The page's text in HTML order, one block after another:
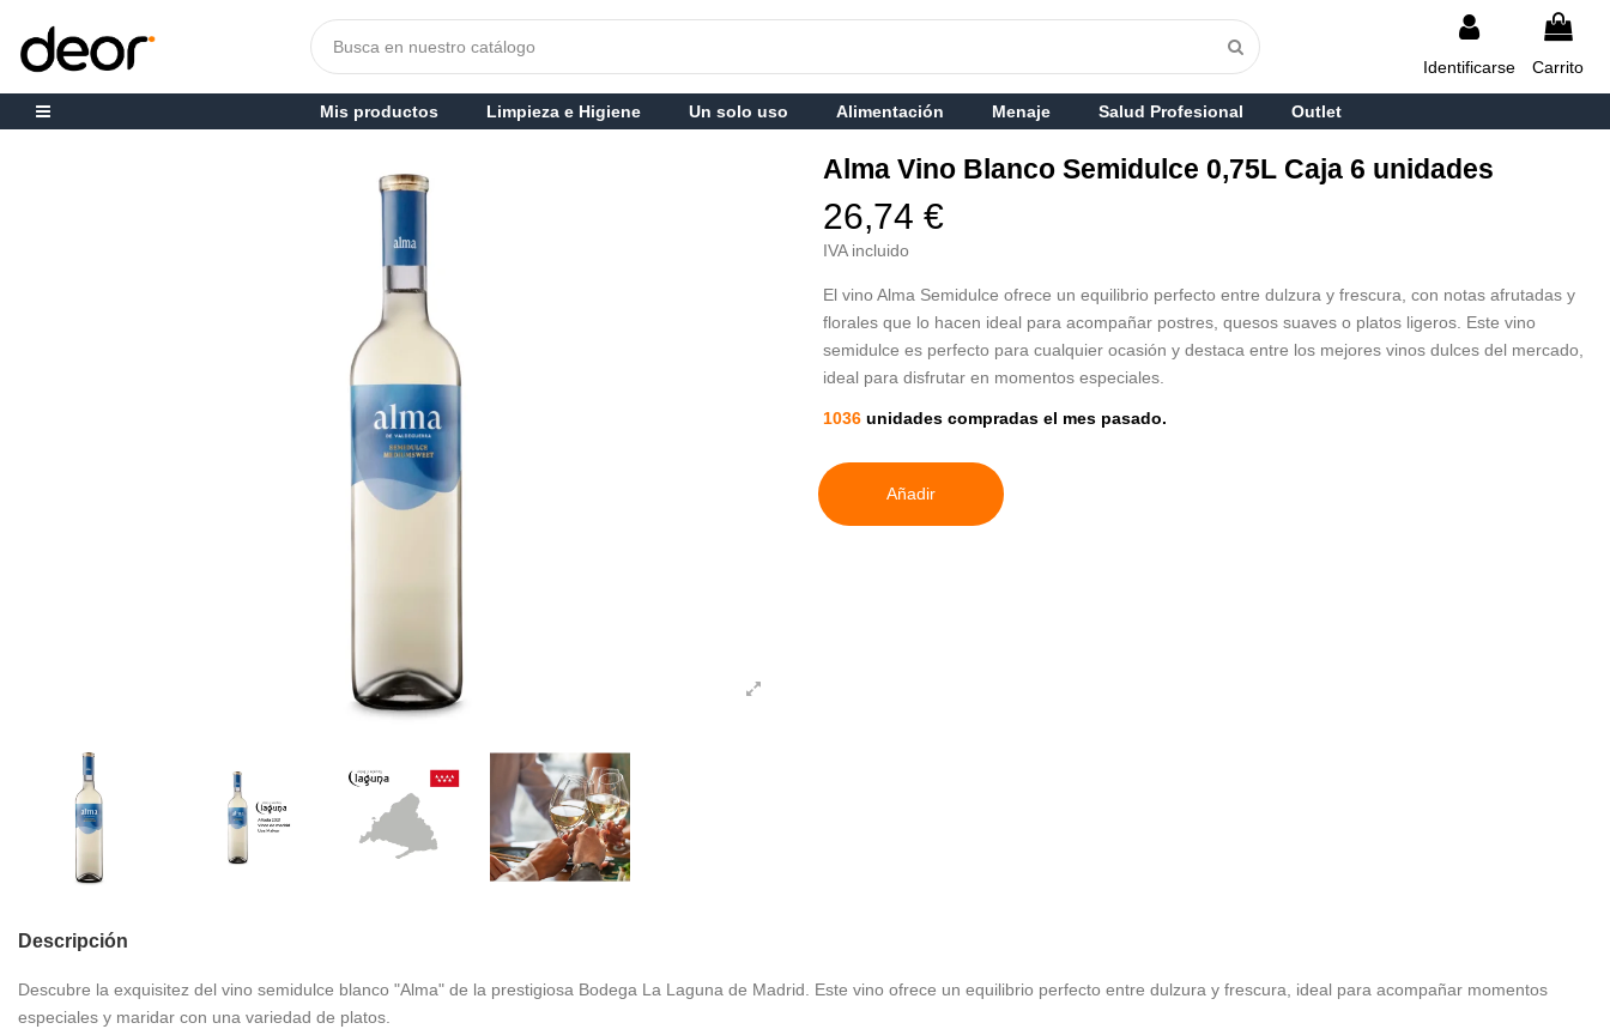
Identificarse Carrito
Mis productos Limpieza e Higiene Un solo uso Alimentación Menaje Salud Profesional Outlet
Alma Vino Blanco Semidulce 0,75L Caja 6 unidades
26,74 €
IVA incluido
El vino Alma Semidulce ofrece un equilibrio perfecto entre dulzura y frescura, con notas afrutadas y
florales que lo hacen ideal para acompañar postres, quesos suaves o platos ligeros. Este vino
semidulce es perfecto para cualquier ocasión y destaca entre los mejores vinos dulces del mercado,
ideal para disfrutar en momentos especiales.
1036 unidades compradas el mes pasado.
Añadir
Descripción
Descubre la exquisitez del vino semidulce blanco "Alma" de la prestigiosa Bodega La Laguna de Madrid. Este vino ofrece un equilibrio perfecto entre dulzura y frescura, ideal para acompañar momentos
especiales y maridar con una variedad de platos.